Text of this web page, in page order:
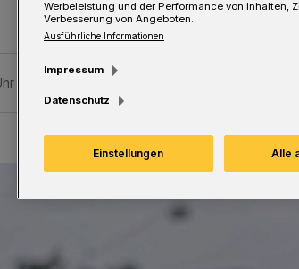
Werbeleistung und der Performance von Inhalten,
Verbesserung von Angeboten.
Ausführliche Informationen
Impressum
Datenschutz
Einstellungen Alle